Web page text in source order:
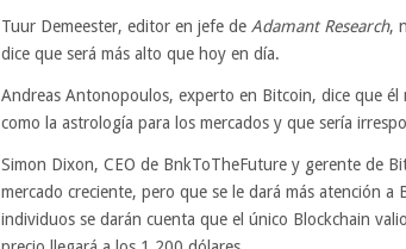
Tuur Demeester, editor en jefe de Adamant Research,
dice que será más alto que hoy en día.
Andreas Antonopoulos, experto en Bitcoin, dice que
como la astrología para los mercados y que sería
Simon Dixon, CEO de BnkToTheFuture y gerente de
mercado creciente, pero que se le dará más atención
individuos se darán cuenta que el único Blockchain